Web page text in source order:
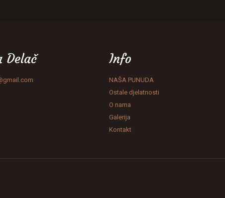
Delač Info
NAŠA PUNUDA
Ostale djelatnosti
O nama
Galerija
Kontakt